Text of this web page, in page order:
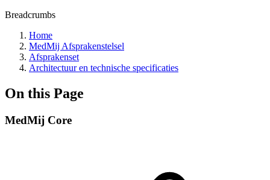
Breadcrumbs
Home
MedMij Afsprakenstelsel
Afsprakenset
Architectuur en technische specificaties
On this Page
MedMij Core